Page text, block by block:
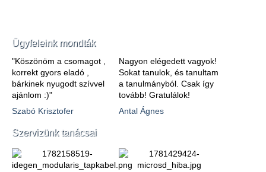
Ügyfeleink mondták
"Köszönöm a csomagot ,
korrekt gyors eladó ,
bárkinek nyugodt szívvel
ajánlom :)"
Szabó Krisztofer
Nagyon elégedett vagyok!
Sokat tanulok, és tanultam
a tanulmányból. Csak így
tovább! Gratulálok!
Antal Ágnes
Szervizünk tanácsai